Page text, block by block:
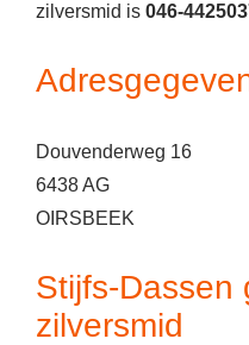
zilversmid is 046-
Douvenderweg 16
6438 AG
OIRSBEEK
Stijfs-Dassen
zilversmid